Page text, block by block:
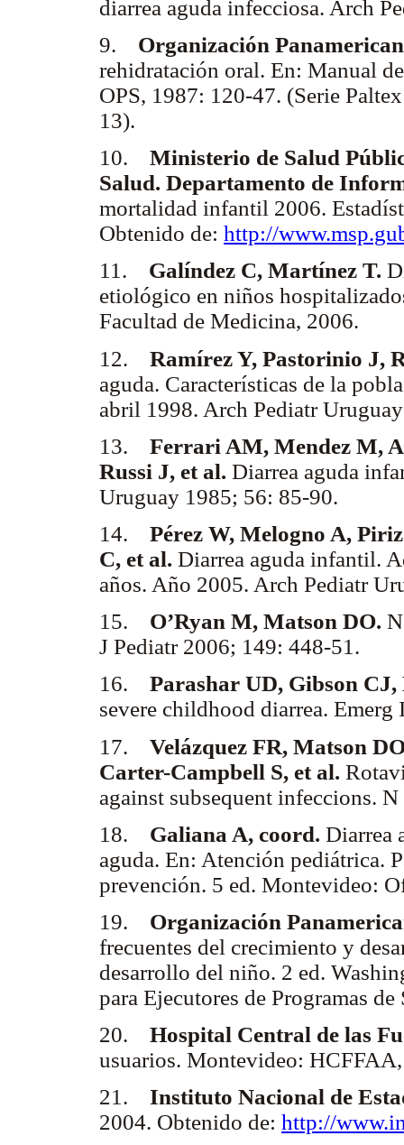
diarrea aguda infecciosa. Arch
9. Organización
rehidratación oral. En: Manual
OPS, 1987: 120-47. (Serie
13).
10. Ministerio de Salud
Salud. Departamento de
mortalidad infantil 2006.
Obtenido de: http://
11. Galíndez C, Martínez T.
etiológico en niños
Facultad de Medicina, 2006.
12. Ramírez Y, Pastorinio J,
aguda. Características de la
abril 1998. Arch Pediatr
13. Ferrari AM, Mendez M,
Russi J, et al. Diarrea aguda
Uruguay 1985; 56: 85-90.
14. Pérez W, Melogno A,
C, et al. Diarrea aguda infantil.
años. Año 2005. Arch Pediatr
15. O’Ryan M, Matson DO.
J Pediatr 2006; 149: 448-51.
16. Parashar UD, Gibson CJ,
severe childhood diarrea.
17. Velázquez FR, Matson
Carter-Campbell S, et al.
against subsequent infeccions.
18. Galiana A, coord. Diarrea
aguda. En: Atención pediátrica.
prevención. 5 ed. Montevideo:
19. Organización
frecuentes del crecimiento y
desarrollo del niño. 2 ed.
para Ejecutores de Programas de
20. Hospital Central de las
usuarios. Montevideo:
21. Instituto Nacional de
2004. Obtenido de: http://